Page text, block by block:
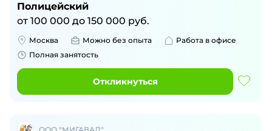
Полицейский
от 100 000 до 150 000 руб.
Москва Можно без опыта
Работа в офисе
Полная занятость
Откликнуться